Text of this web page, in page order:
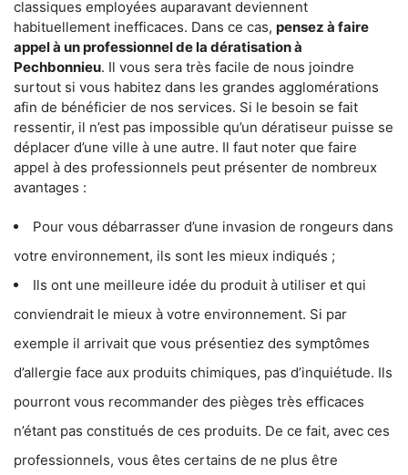
classiques employées auparavant deviennent
habituellement inefficaces. Dans ce cas, pensez à faire
appel à un professionnel de la dératisation à
Pechbonnieu. Il vous sera très facile de nous joindre
surtout si vous habitez dans les grandes agglomérations
afin de bénéficier de nos services. Si le besoin se fait
ressentir, il n’est pas impossible qu’un dératiseur puisse se
déplacer d’une ville à une autre. Il faut noter que faire
appel à des professionnels peut présenter de nombreux
avantages :
Pour vous débarrasser d’une invasion de rongeurs dans
votre environnement, ils sont les mieux indiqués ;
Ils ont une meilleure idée du produit à utiliser et qui
conviendrait le mieux à votre environnement. Si par
exemple il arrivait que vous présentiez des symptômes
d’allergie face aux produits chimiques, pas d’inquiétude. Ils
pourront vous recommander des pièges très efficaces
n’étant pas constitués de ces produits. De ce fait, avec ces
professionnels, vous êtes certains de ne plus être